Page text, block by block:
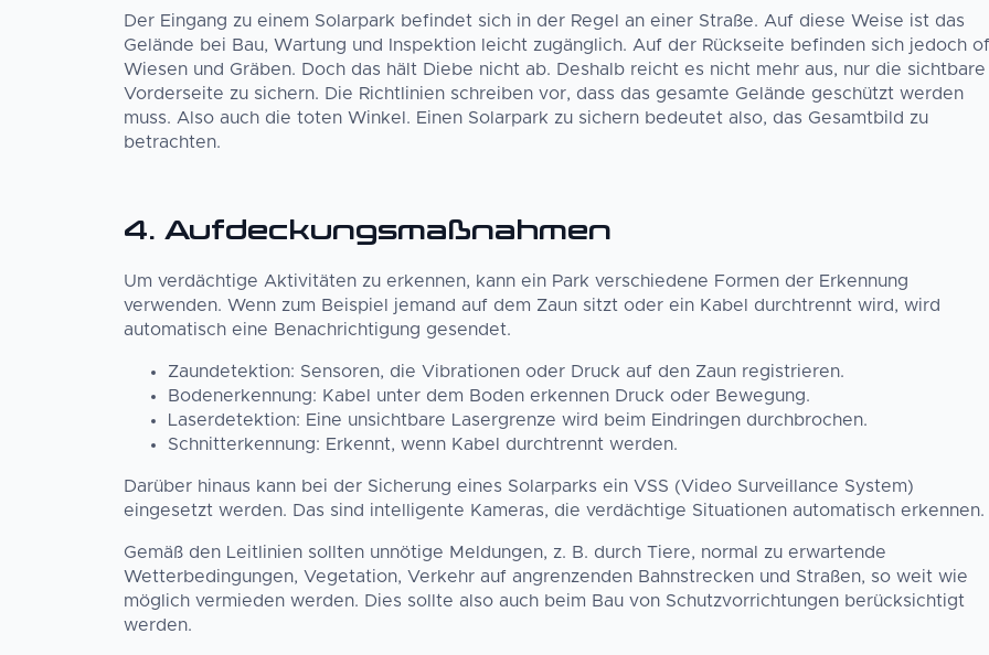
Der Eingang zu einem Solarpark befindet sich in der Regel an einer Straße. Auf diese Weise ist das
Gelände bei Bau, Wartung und Inspektion leicht zugänglich. Auf der Rückseite befinden sich jedoch
Wiesen und Gräben. Doch das hält Diebe nicht ab. Deshalb reicht es nicht mehr aus, nur die sichtbare
Vorderseite zu sichern. Die Richtlinien schreiben vor, dass das gesamte Gelände geschützt werden
muss. Also auch die toten Winkel. Einen Solarpark zu sichern bedeutet also, das Gesamtbild zu
betrachten.
4. Aufdeckungsmaßnahmen
Um verdächtige Aktivitäten zu erkennen, kann ein Park verschiedene Formen der Erkennung
verwenden. Wenn zum Beispiel jemand auf dem Zaun sitzt oder ein Kabel durchtrennt wird, wird
automatisch eine Benachrichtigung gesendet.
Zaundetektion: Sensoren, die Vibrationen oder Druck auf den Zaun registrieren.
Bodenerkennung: Kabel unter dem Boden erkennen Druck oder Bewegung.
Laserdetektion: Eine unsichtbare Lasergrenze wird beim Eindringen durchbrochen.
Schnitterkennung: Erkennt, wenn Kabel durchtrennt werden.
Darüber hinaus kann bei der Sicherung eines Solarparks ein VSS (Video Surveillance System)
eingesetzt werden. Das sind intelligente Kameras, die verdächtige Situationen automatisch erkennen.
Gemäß den Leitlinien sollten unnötige Meldungen, z. B. durch Tiere, normal zu erwartende
Wetterbedingungen, Vegetation, Verkehr auf angrenzenden Bahnstrecken und Straßen, so weit wie
möglich vermieden werden. Dies sollte also auch beim Bau von Schutzvorrichtungen berücksichtigt
werden.